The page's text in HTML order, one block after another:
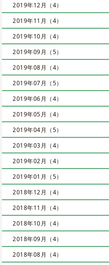
2019年12月（4）
2019年11月（4）
2019年10月（4）
2019年09月（5）
2019年08月（4）
2019年07月（5）
2019年06月（4）
2019年05月（4）
2019年04月（5）
2019年03月（4）
2019年02月（4）
2019年01月（5）
2018年12月（4）
2018年11月（4）
2018年10月（4）
2018年09月（4）
2018年08月（4）